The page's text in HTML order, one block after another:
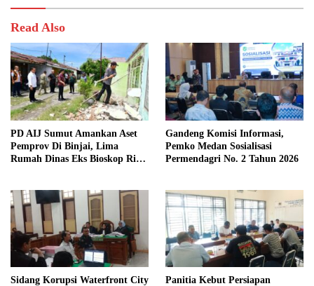
Read Also
PD AIJ Sumut Amankan Aset
Pemprov Di Binjai, Lima
Rumah Dinas Eks Bioskop Ria
Gandeng Komisi Informasi,
Pemko Medan Sosialisasi
Permendagri No. 2 Tahun 2026
Sidang Korupsi Waterfront City
Panitia Kebut Persiapan